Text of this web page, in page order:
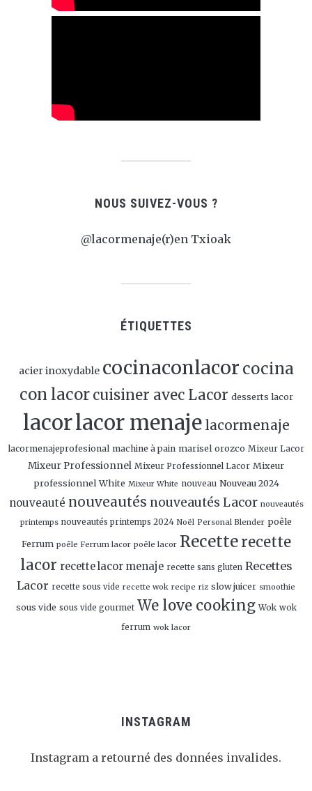
NOUS SUIVEZ-VOUS ?
@lacormenaje(r)en Txioak
ÉTIQUETTES
acier inoxydable cocinaconlacor cocina
con lacor cuisiner avec Lacor desserts lacor
lacorlacor menaje lacormenaje
lacormenajeprofesional machine à pain marisel orozco Mixeur Lacor
Mixeur Professionnel Mixeur Professionnel Lacor Mixeur
professionnel White Mixeur White nouveau Nouveau 2024
nouveauté nouveautés nouveautés Lacor nouveautés
printemps nouveautés printemps 2024 Noël Personal Blender poêle
Ferrum poêle Ferrum lacor poêle lacor Recette recette
lacor recette lacor menaje recette sans gluten Recettes
Lacor recette sous vide recette wok recipe riz slow juicer smoothie
sous vide sous vide gourmet We love cooking Wok wok
ferrum wok lacor
INSTAGRAM
Instagram a retourné des données invalides.